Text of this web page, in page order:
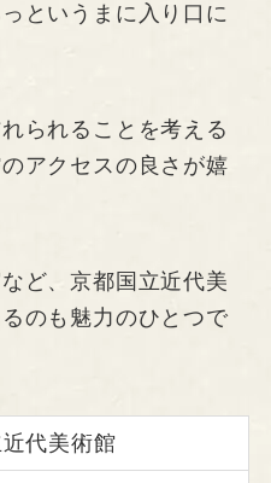
というまに入り口に
られることを考える
アクセスの良さが嬉
ど、京都国立近代美
のも魅力のひとつで
代美術館